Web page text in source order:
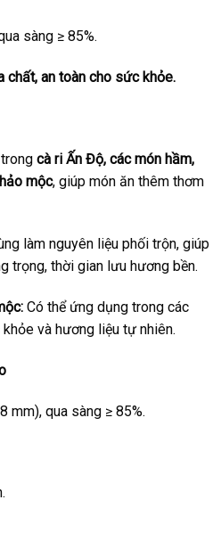
sàng ≥ 85%.
chất, an toàn cho sức khỏe.
cà ri Ấn Độ, các món hầm,
mộc, giúp món ăn thêm thơm
làm nguyên liệu phối trộn, giúp
trọng, thời gian lưu hương bền.
Có thể ứng dụng trong các
và hương liệu tự nhiên.
mm), qua sàng ≥ 85%.